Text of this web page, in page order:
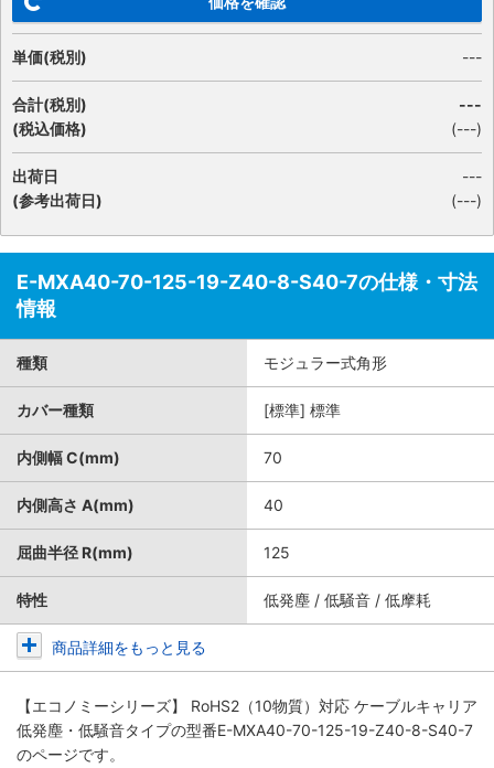
単価(税別) ---
合計(税別)
(税込価格)
---
(---)
出荷日
(参考出荷日)
---
(---)
E-MXA40-70-125-19-Z40-8-S40-7の仕様・寸法
情報
種類 モジュラー式角形
カバー種類 [標準] 標準
内側幅 C(mm) 70
内側高さ A(mm) 40
屈曲半径 R(mm) 125
特性 低発塵 / 低騒音 / 低摩耗
商品詳細をもっと見る
【エコノミーシリーズ】 RoHS2（10物質）対応 ケーブルキャリア
低発塵・低騒音タイプの型番E-MXA40-70-125-19-Z40-8-S40-7
のページです。